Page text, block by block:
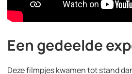
Een gedeelde
Deze filmpjes kwamen tot stand